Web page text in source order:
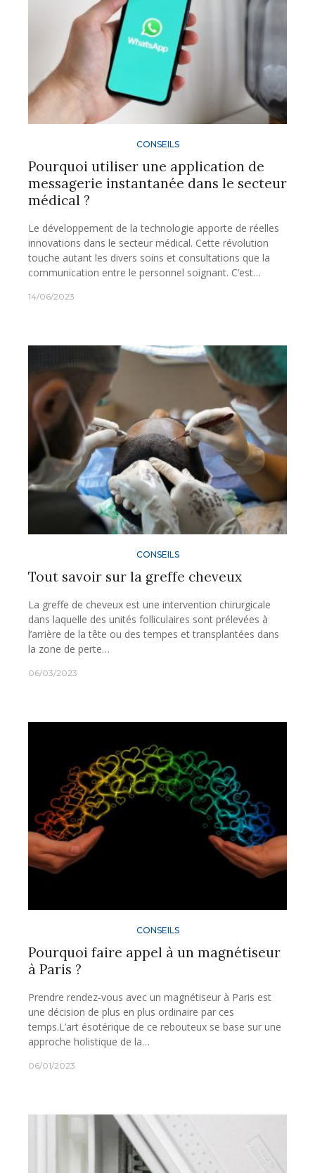
CONSEILS
Pourquoi utiliser une application de
messagerie instantanée dans le secteur
médical ?
Le développement de la technologie apporte de réelles
innovations dans le secteur médical. Cette révolution
touche autant les divers soins et consultations que la
communication entre le personnel soignant. C’est…
14/06/2023
CONSEILS
Tout savoir sur la greffe cheveux
La greffe de cheveux est une intervention chirurgicale
dans laquelle des unités folliculaires sont prélevées à
l’arrière de la tête ou des tempes et transplantées dans
la zone de perte…
06/03/2023
CONSEILS
Pourquoi faire appel à un magnétiseur
à Paris ?
Prendre rendez-vous avec un magnétiseur à Paris est
une décision de plus en plus ordinaire par ces
temps.L’art ésotérique de ce rebouteux se base sur une
approche holistique de la…
06/01/2023